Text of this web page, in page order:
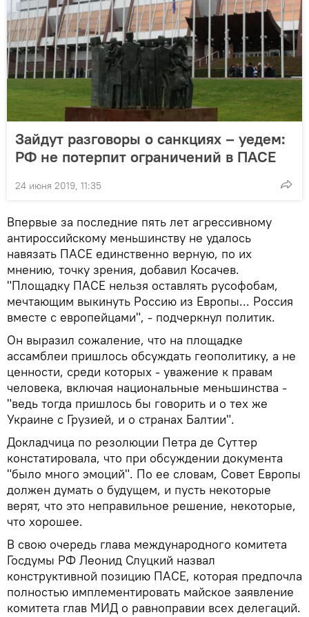
Зайдут разговоры о санкциях – уедем:
РФ не потерпит ограничений в ПАСЕ
24 июня 2019, 11:35
Впервые за последние пять лет агрессивному
антироссийскому меньшинству не удалось
навязать ПАСЕ единственно верную, по их
мнению, точку зрения, добавил Косачев.
"Площадку ПАСЕ нельзя оставлять русофобам,
мечтающим выкинуть Россию из Европы... Россия
вместе с европейцами", - подчеркнул политик.
Он выразил сожаление, что на площадке
ассамблеи пришлось обсуждать геополитику, а не
ценности, среди которых - уважение к правам
человека, включая национальные меньшинства -
"ведь тогда пришлось бы говорить и о тех же
Украине с Грузией, и о странах Балтии".
Докладчица по резолюции Петра де Суттер
констатировала, что при обсуждении документа
"было много эмоций". По ее словам, Совет Европы
должен думать о будущем, и пусть некоторые
верят, что это неправильное решение, некоторые,
что хорошее.
В свою очередь глава международного комитета
Госдумы РФ Леонид Слуцкий назвал
конструктивной позицию ПАСЕ, которая предпочла
полностью имплементировать майское заявление
комитета глав МИД о равноправии всех делегаций.